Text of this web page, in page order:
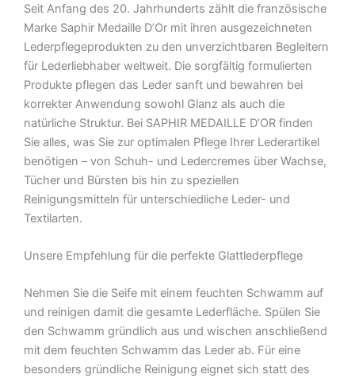
Menge
Seit Anfang des 20. Jahrhunderts zählt die französische
Marke Saphir Medaille D’Or mit ihren ausgezeichneten
Lederpflegeprodukten zu den unverzichtbaren Begleitern
für Lederliebhaber weltweit. Die sorgfältig formulierten
Produkte pflegen das Leder sanft und bewahren bei
korrekter Anwendung sowohl Glanz als auch die
natürliche Struktur. Bei SAPHIR MEDAILLE D’OR finden
Sie alles, was Sie zur optimalen Pflege Ihrer Lederartikel
benötigen – von Schuh- und Ledercremes über Wachse,
Tücher und Bürsten bis hin zu speziellen
Reinigungsmitteln für unterschiedliche Leder- und
Textilarten.
Unsere Empfehlung für die perfekte Glattlederpflege
Nehmen Sie die Seife mit einem feuchten Schwamm auf
und reinigen damit die gesamte Lederfläche. Spülen Sie
den Schwamm gründlich aus und wischen anschließend
mit dem feuchten Schwamm das Leder ab. Für eine
besonders gründliche Reinigung eignet sich statt des